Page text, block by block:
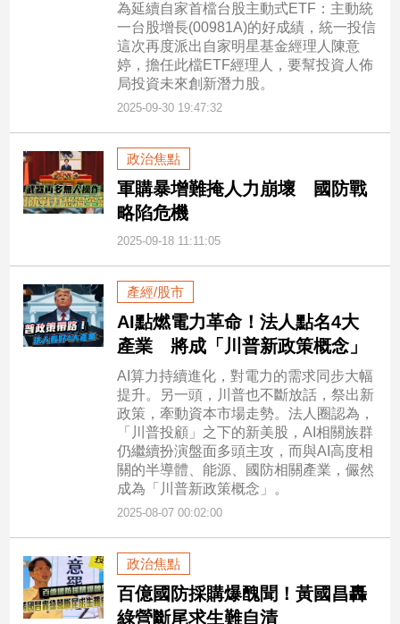
為延續自家首檔台股主動式ETF：主動統
一台股增長(00981A)的好成績，統一投信
這次再度派出自家明星基金經理人陳意
婷，擔任此檔ETF經理人，要幫投資人佈
局投資未來創新潛力股。
2025-09-30 19:47:32
政治焦點
軍購暴增難掩人力崩壞 國防戰
略陷危機
2025-09-18 11:11:05
產經/股市
AI點燃電力革命！法人點名4大
產業 將成「川普新政策概念」
AI算力持續進化，對電力的需求同步大幅
提升。另一頭，川普也不斷放話，祭出新
政策，牽動資本市場走勢。法人圈認為，
「川普投顧」之下的新美股，AI相關族群
仍繼續扮演盤面多頭主攻，而與AI高度相
關的半導體、能源、國防相關產業，儼然
成為「川普新政策概念」。
2025-08-07 00:02:00
政治焦點
百億國防採購爆醜聞！黃國昌轟
綠營斷尾求生難自清